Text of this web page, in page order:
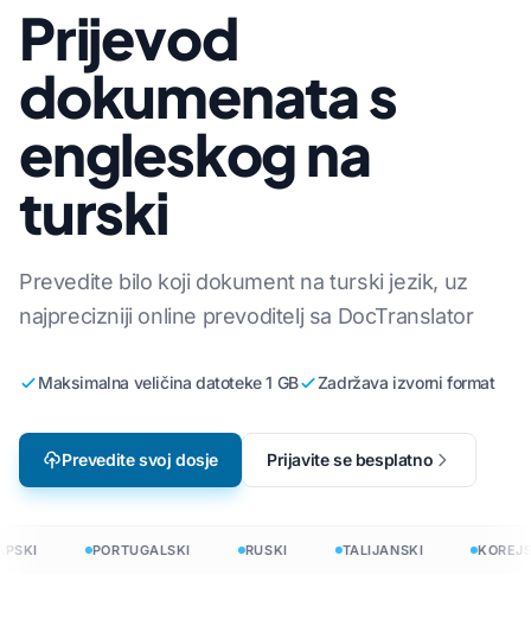
Prijevod
dokumenata s
engleskog na
turski
Prevedite bilo koji dokument na turski jezik, uz
najprecizniji online prevoditelj sa DocTranslator
Maksimalna veličina datoteke 1 GB Zadržava izvorni format
Prevedite svoj dosje Prijavite se besplatno
PORTUGALSKI RUSKI TALIJANSKI